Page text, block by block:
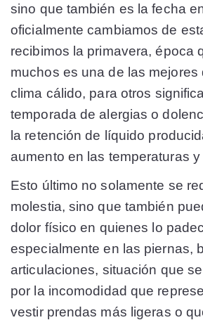
sino que también es la fecha
oficialmente cambiamos de
recibimos la primavera, época
muchos es una de las mejores
clima cálido, para otros
temporada de alergias o
la retención de líquido
aumento en las temperaturas
Esto último no solamente se
molestia, sino que también
dolor físico en quienes lo
especialmente en las piernas,
articulaciones, situación que
por la incomodidad que
vestir prendas más ligeras o